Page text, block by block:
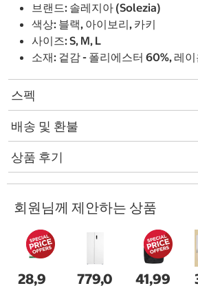
브랜드: 솔레지아 (Solezia)
색상: 블랙, 아이보리, 카키
사이즈: S, M, L
소재: 겉감 - 폴리에스터 60%, 레
스펙
배송 및 환불
상품 후기
회원님께 제안하는 상품
28,9
779,0
41,99